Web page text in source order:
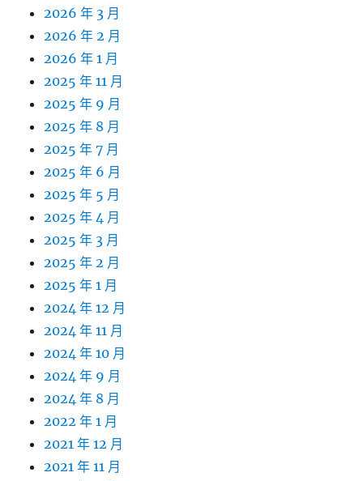
2026 年 3 月
2026 年 2 月
2026 年 1 月
2025 年 11 月
2025 年 9 月
2025 年 8 月
2025 年 7 月
2025 年 6 月
2025 年 5 月
2025 年 4 月
2025 年 3 月
2025 年 2 月
2025 年 1 月
2024 年 12 月
2024 年 11 月
2024 年 10 月
2024 年 9 月
2024 年 8 月
2022 年 1 月
2021 年 12 月
2021 年 11 月